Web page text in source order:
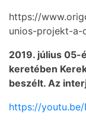
https://
unios-projekt-a-
2019. július 05-
keretében
beszélt. Az
https://youtu.be/